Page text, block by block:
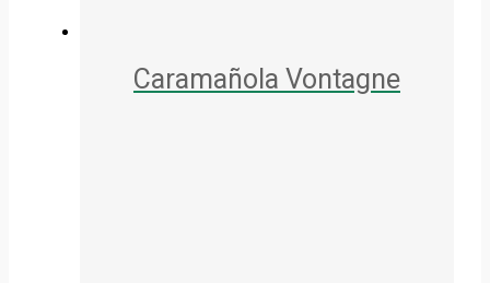
Caramañola Vontagne